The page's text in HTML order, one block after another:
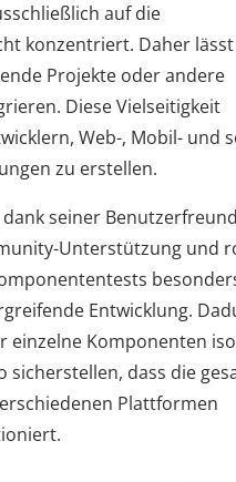
auf die
konzentriert. Daher lässt
Projekte oder andere
Diese Vielseitigkeit
Web-, Mobil- und
zu erstellen.
seiner
Unterstützung und
Entwicklung.
einzelne Komponenten
sicherstellen, dass die
Plattformen